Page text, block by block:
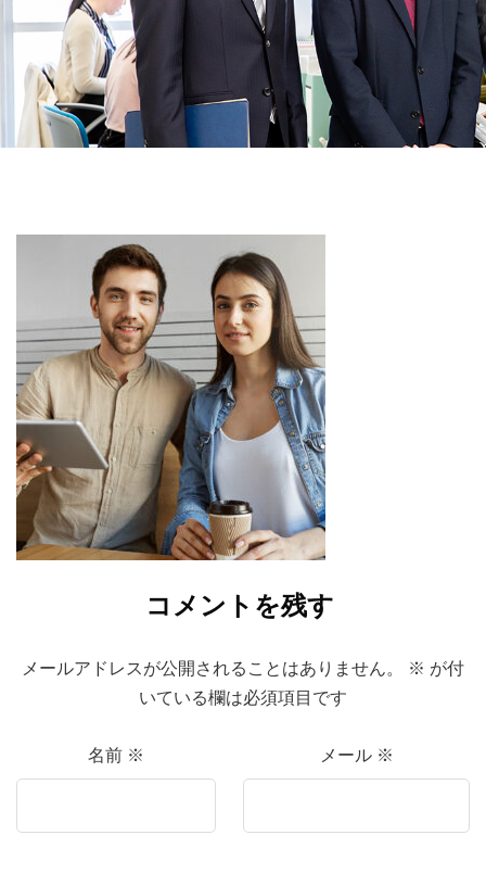
コメントを残す
メールアドレスが公開されることはありません。 ※ が付
いている欄は必須項目です
名前 ※ メール ※